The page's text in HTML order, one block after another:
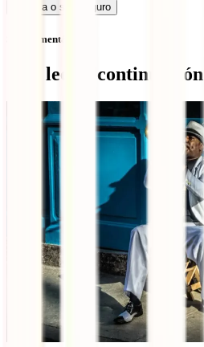
Calcula o seu seguro
Sem comentários
Qué leer a continuación